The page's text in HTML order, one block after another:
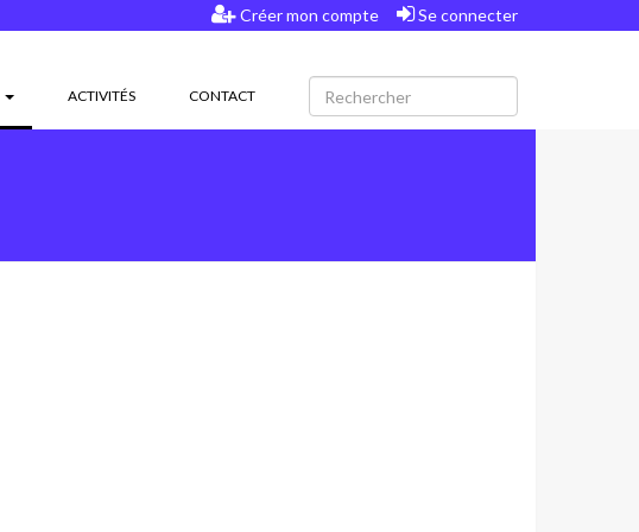
Créer mon compte Se connecter
(CURRENT)ACTIVITÉS CONTACT